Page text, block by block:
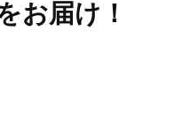
お届け！